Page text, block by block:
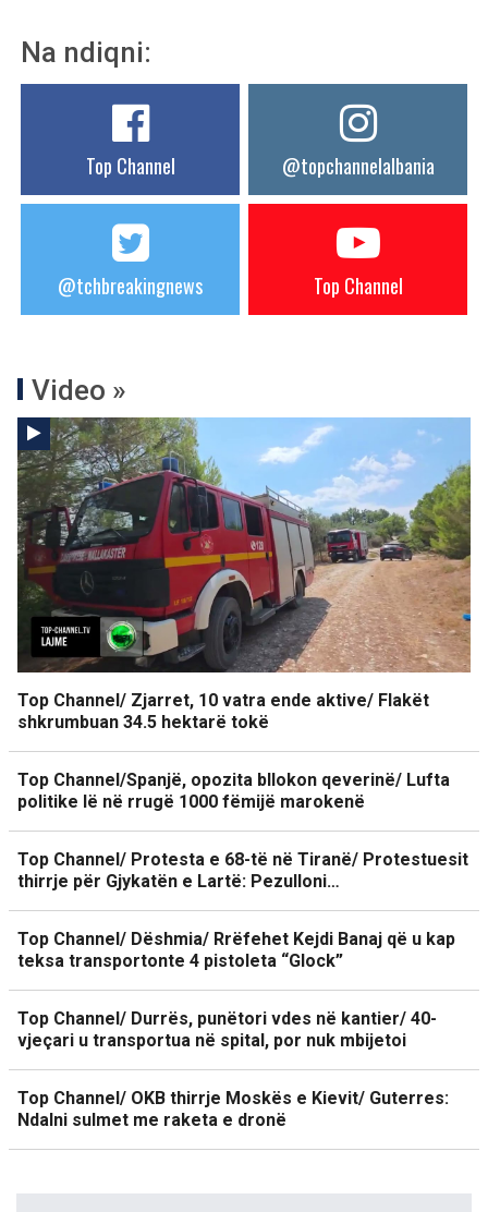
Na ndiqni:
Top Channel @topchannelalbania
@tchbreakingnews Top Channel
Video »
Top Channel/ Zjarret, 10 vatra ende aktive/ Flakët
shkrumbuan 34.5 hektarë tokë
Top Channel/Spanjë, opozita bllokon qeverinë/ Lufta
politike lë në rrugë 1000 fëmijë marokenë
Top Channel/ Protesta e 68-të në Tiranë/ Protestuesit
thirrje për Gjykatën e Lartë: Pezulloni…
Top Channel/ Dëshmia/ Rrëfehet Kejdi Banaj që u kap
teksa transportonte 4 pistoleta “Glock”
Top Channel/ Durrës, punëtori vdes në kantier/ 40-
vjeçari u transportua në spital, por nuk mbijetoi
Top Channel/ OKB thirrje Moskës e Kievit/ Guterres:
Ndalni sulmet me raketa e dronë